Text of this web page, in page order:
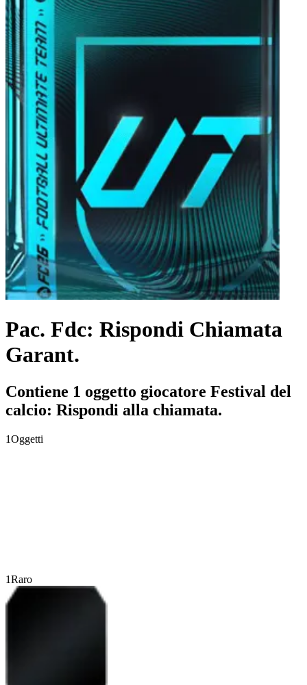
Pac. Fdc: Rispondi Chiamata
Garant.
Contiene 1 oggetto giocatore Festival del
calcio: Rispondi alla chiamata.
1Oggetti
1Raro